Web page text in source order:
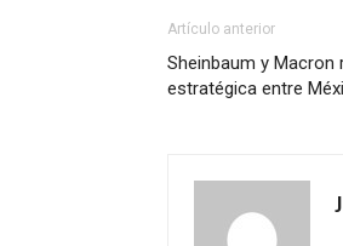
Artículo anterior
Sheinbaum y Macron
estratégica entre